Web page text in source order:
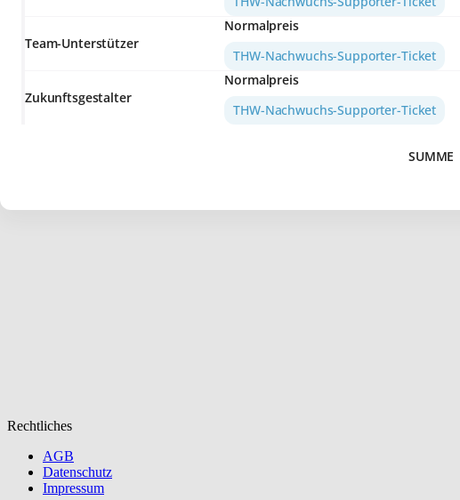
Team-Unterstützer
Normalpreis
THW-Nachwuchs-Supporter-Ticket
Zukunftsgestalter
Normalpreis
THW-Nachwuchs-Supporter-Ticket
SUMME